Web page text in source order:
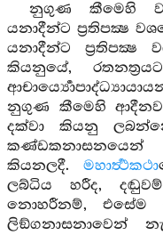
නුගුණ කීමෙහි
යනාදීන්ට ප්‍රතිපක්‍ෂ
යනාදීන්ට
කියනුයේ,
නුගුණ කීමෙහි ආදීනව
දක්වා කියනු
කියනලදී. මහාර්‍ත්‍ථකථා
ලබ්ධිය හරීද,
නොහරීනම්, එසේම
ලිඞ්ගනාසනාවෙන්